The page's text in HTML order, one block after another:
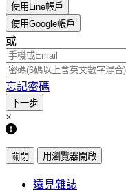
使用Line帳戶
使用Google帳戶
或
忘記密碼
×
關閉 用瀏覽器開啟
遠見雜誌